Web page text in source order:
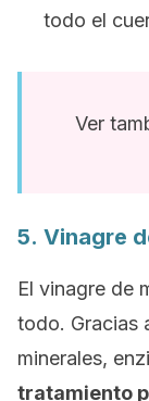
todo el
Ver
5. Vinagre
El vinagre de
todo. Gracias
minerales,
tratamiento